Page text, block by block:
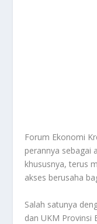
Forum Ekonomi
perannya sebagai
khususnya, terus
akses berusaha
Salah satunya
dan UKM Provinsi